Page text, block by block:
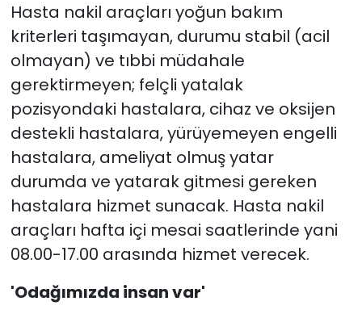
Hasta nakil araçları yoğun bakım
kriterleri taşımayan, durumu stabil (acil
olmayan) ve tıbbi müdahale
gerektirmeyen; felçli yatalak
pozisyondaki hastalara, cihaz ve oksijen
destekli hastalara, yürüyemeyen engelli
hastalara, ameliyat olmuş yatar
durumda ve yatarak gitmesi gereken
hastalara hizmet sunacak. Hasta nakil
araçları hafta içi mesai saatlerinde yani
08.00-17.00 arasında hizmet verecek.
'Odağımızda insan var'